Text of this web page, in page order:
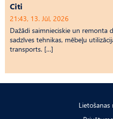
Citi
21:43, 13. Jūl, 2026
Dažādi saimnieciskie un remonta
sadzīves tehnikas, mēbeļu
transports. […]